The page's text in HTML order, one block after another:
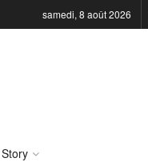
samedi, 8 août 2026